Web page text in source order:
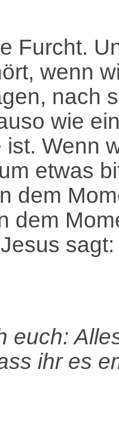
Furcht.
wenn
nach
wie
ist. Wenn
etwas
dem
dem
sagt:
euch:
ihr es